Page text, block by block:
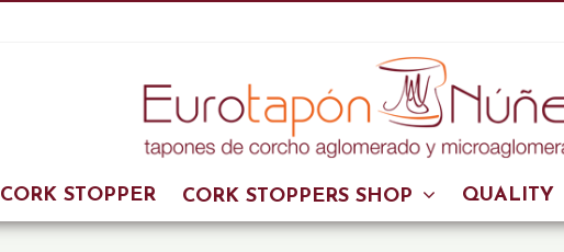
CORK STOPPER CORK STOPPERS SHOP QUALITY